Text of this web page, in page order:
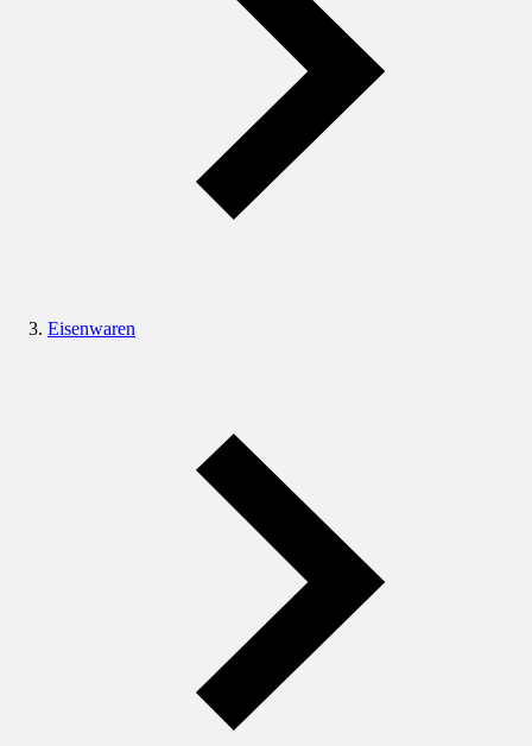
Eisenwaren